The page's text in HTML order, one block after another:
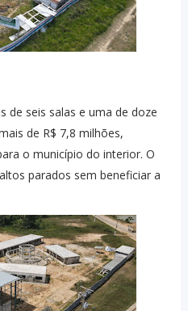
de seis salas e uma de doze
de R$ 7,8 milhões,
o município do interior. O
parados sem beneficiar a